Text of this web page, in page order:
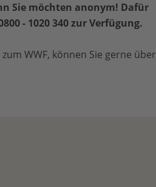
Sie möchten anonym! Dafür
- 1020 340 zur Verfügung.
WWF, können Sie gerne über